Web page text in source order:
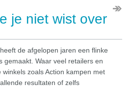
je niet wist over
de afgelopen jaren een flinke
gemaakt. Waar veel retailers en
winkels zoals Action kampen met
resultaten of zelfs